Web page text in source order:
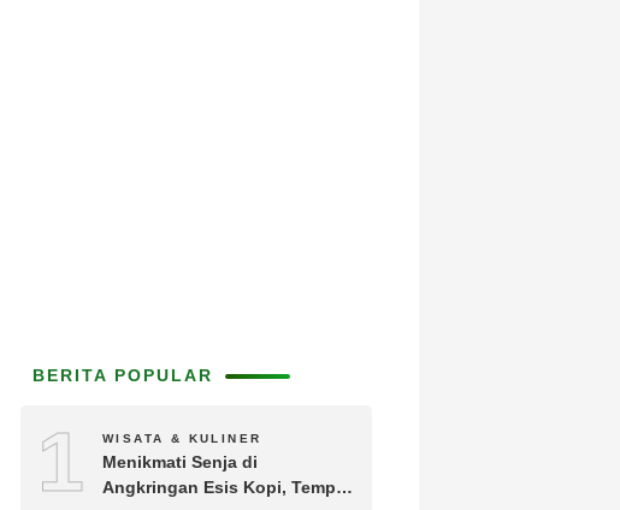
BERITA POPULAR
1 WISATA & KULINER
Menikmati Senja di
Angkringan Esis Kopi, Tempat